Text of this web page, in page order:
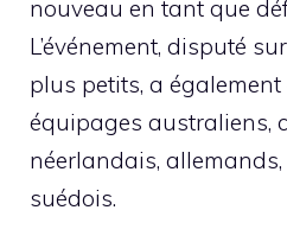
nouveau en tant que
L’événement, disputé
plus petits, a
équipages australiens,
néerlandais,
suédois.